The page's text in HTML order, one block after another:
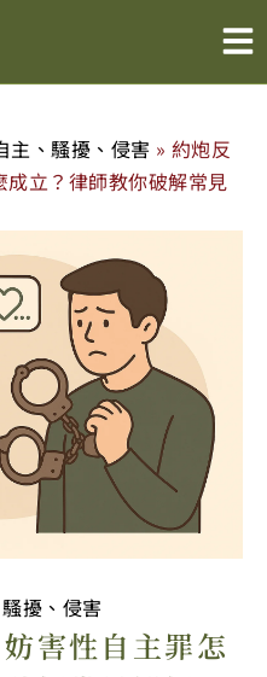
主、騷擾、侵害 »約炮反
立？律師教你破解常見
擾、侵害
害性自主罪怎